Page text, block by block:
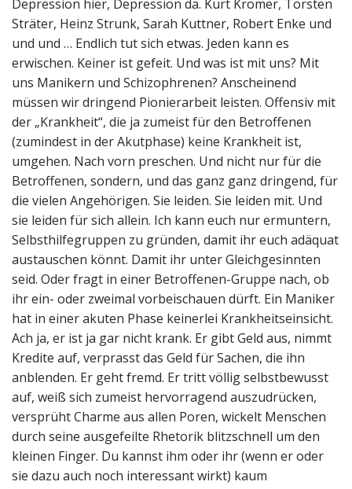
Depression hier, Depression da. Kurt Krömer, Torsten
Sträter, Heinz Strunk, Sarah Kuttner, Robert Enke und
und und … Endlich tut sich etwas. Jeden kann es
erwischen. Keiner ist gefeit. Und was ist mit uns? Mit
uns Manikern und Schizophrenen? Anscheinend
müssen wir dringend Pionierarbeit leisten. Offensiv mit
der „Krankheit“, die ja zumeist für den Betroffenen
(zumindest in der Akutphase) keine Krankheit ist,
umgehen. Nach vorn preschen. Und nicht nur für die
Betroffenen, sondern, und das ganz ganz dringend, für
die vielen Angehörigen. Sie leiden. Sie leiden mit. Und
sie leiden für sich allein. Ich kann euch nur ermuntern,
Selbsthilfegruppen zu gründen, damit ihr euch adäquat
austauschen könnt. Damit ihr unter Gleichgesinnten
seid. Oder fragt in einer Betroffenen-Gruppe nach, ob
ihr ein- oder zweimal vorbeischauen dürft. Ein Maniker
hat in einer akuten Phase keinerlei Krankheitseinsicht.
Ach ja, er ist ja gar nicht krank. Er gibt Geld aus, nimmt
Kredite auf, verprasst das Geld für Sachen, die ihn
anblenden. Er geht fremd. Er tritt völlig selbstbewusst
auf, weiß sich zumeist hervorragend auszudrücken,
versprüht Charme aus allen Poren, wickelt Menschen
durch seine ausgefeilte Rhetorik blitzschnell um den
kleinen Finger. Du kannst ihm oder ihr (wenn er oder
sie dazu auch noch interessant wirkt) kaum